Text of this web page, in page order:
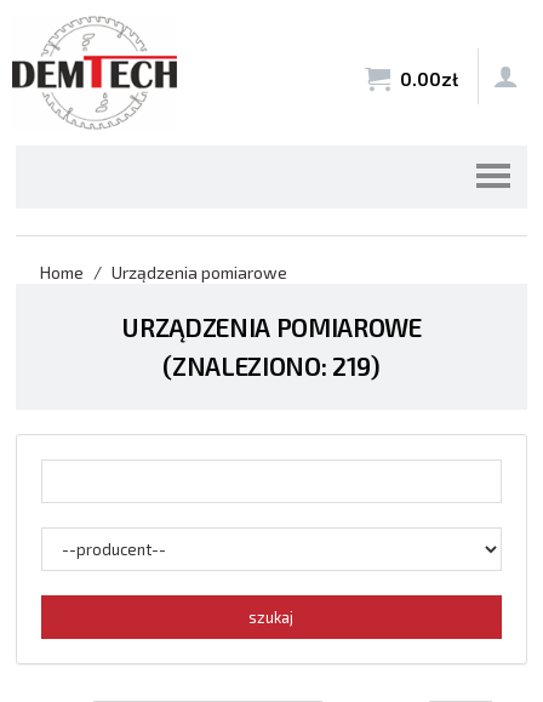
 0.00zł 
Home Urządzenia pomiarowe
URZĄDZENIA POMIAROWE
(ZNALEZIONO: 219)